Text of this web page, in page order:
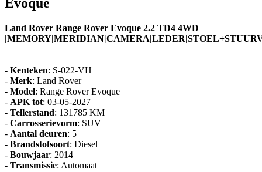
Evoque
Land Rover Range Rover Evoque 2.2 TD4 4WD
- Kenteken: S-022-VH
- Merk: Land Rover
- Model: Range Rover Evoque
- APK tot: 03-05-2027
- Tellerstand: 131785 KM
- Carrosserievorm: SUV
- Aantal deuren: 5
- Brandstofsoort: Diesel
- Bouwjaar: 2014
- Transmissie: Automaat